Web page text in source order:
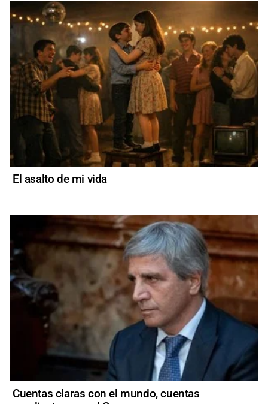
El asalto de mi vida
Cuentas claras con el mundo, cuentas